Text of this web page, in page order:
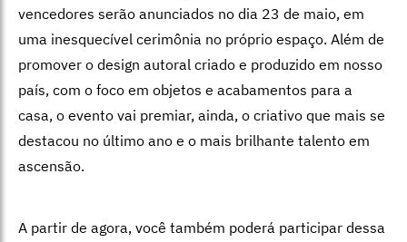
vencedores serão anunciados no dia 23 de maio, em
uma inesquecível cerimônia no próprio espaço. Além de
promover o design autoral criado e produzido em nosso
país, com o foco em objetos e acabamentos para a
casa, o evento vai premiar, ainda, o criativo que mais se
destacou no último ano e o mais brilhante talento em
ascensão.
A partir de agora, você também poderá participar dessa